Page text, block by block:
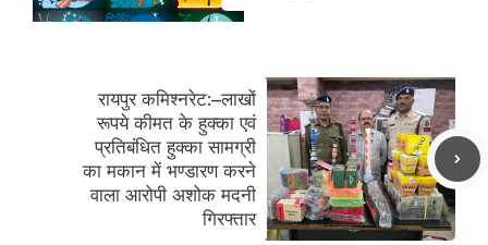
रायपुर कमिश्नरेट:–लाखों
रूपये कीमत के हुक्का एवं
प्रतिबंधित हुक्का सामग्री
का मकान में भण्डारण करने
वाला आरोपी अशोक मदनी
गिरफ्तार